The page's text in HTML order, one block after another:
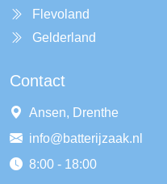
Flevoland
Gelderland
Contact
Ansen, Drenthe
info@batterijzaak.nl
8:00 - 18:00